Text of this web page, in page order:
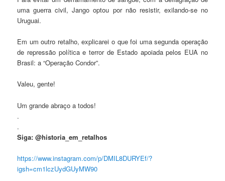
uma guerra civil, Jango optou por não resistir, exilando-se no
Uruguai.
Em um outro retalho, explicarei o que foi uma segunda operação
de repressão política e terror de Estado apoiada pelos EUA no
Brasil: a “Operação Condor”.
Valeu, gente!
Um grande abraço a todos!
.
.
Siga: @historia_em_retalhos
https://www.instagram.com/p/DMIL8DURYEf/?
igsh=cm1lczUydGUyMW90